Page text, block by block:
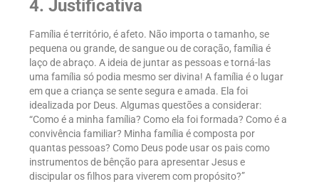
4. Justificativa
Família é território, é afeto. Não importa o tamanho, se
pequena ou grande, de sangue ou de coração, família é
laço de abraço. A ideia de juntar as pessoas e torná-las
uma família só podia mesmo ser divina! A família é o lugar
em que a criança se sente segura e amada. Ela foi
idealizada por Deus. Algumas questões a considerar:
“Como é a minha família? Como ela foi formada? Como é a
convivência familiar? Minha família é composta por
quantas pessoas? Como Deus pode usar os pais como
instrumentos de bênção para apresentar Jesus e
discipular os filhos para viverem com propósito?”